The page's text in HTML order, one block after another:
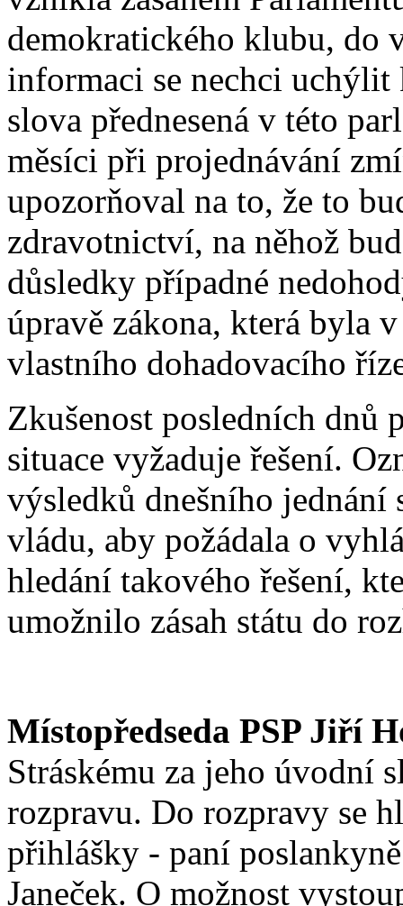
demokratického klubu, do
informaci se nechci
slova přednesená v této
měsíci při projednávání
upozorňoval na to, že to
zdravotnictví, na něhož
důsledky případné
úpravě zákona, která byla
vlastního dohadovacího
Zkušenost posledních dnů
situace vyžaduje řešení.
výsledků dnešního jednání
vládu, aby požádala o
hledání takového řešení,
umožnilo zásah státu do
Místopředseda PSP Jiří
Stráskému za jeho úvodní
rozpravu. Do rozpravy se
přihlášky - paní
Janeček. O možnost